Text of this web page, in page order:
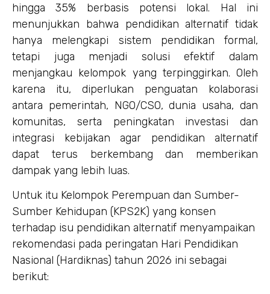
hingga 35% berbasis potensi lokal. Hal ini
menunjukkan bahwa pendidikan alternatif tidak
hanya melengkapi sistem pendidikan formal,
tetapi juga menjadi solusi efektif dalam
menjangkau kelompok yang terpinggirkan. Oleh
karena itu, diperlukan penguatan kolaborasi
antara pemerintah, NGO/CSO, dunia usaha, dan
komunitas, serta peningkatan investasi dan
integrasi kebijakan agar pendidikan alternatif
dapat terus berkembang dan memberikan
dampak yang lebih luas.
Untuk itu Kelompok Perempuan dan Sumber-
Sumber Kehidupan (KPS2K) yang konsen
terhadap isu pendidikan alternatif menyampaikan
rekomendasi pada peringatan Hari Pendidikan
Nasional (Hardiknas) tahun 2026 ini sebagai
berikut: